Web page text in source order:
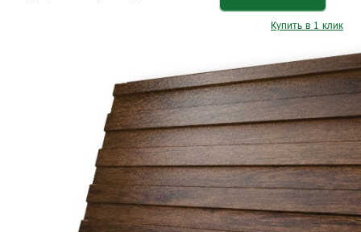
Купить в 1 клик